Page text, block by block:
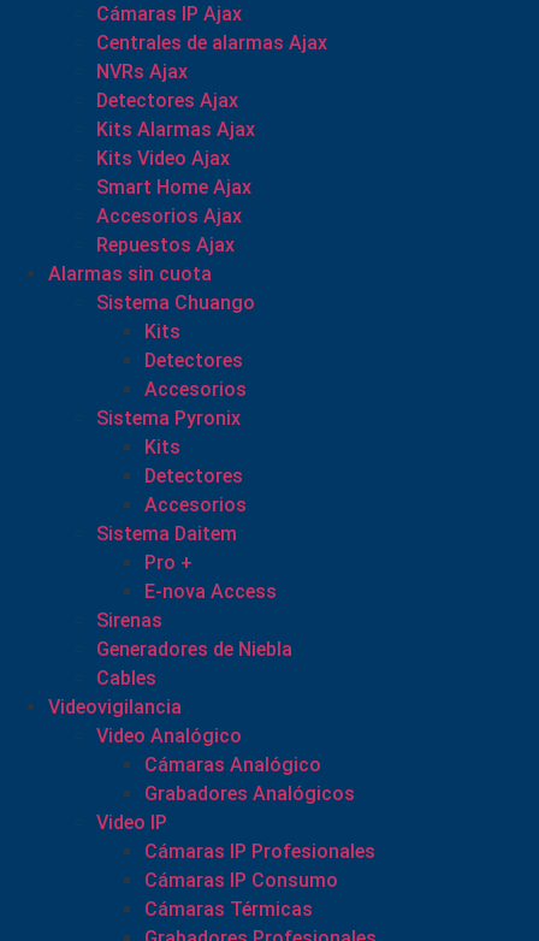
Cámaras IP Ajax
Centrales de alarmas Ajax
NVRs Ajax
Detectores Ajax
Kits Alarmas Ajax
Kits Video Ajax
Smart Home Ajax
Accesorios Ajax
Repuestos Ajax
Alarmas sin cuota
Sistema Chuango
Kits
Detectores
Accesorios
Sistema Pyronix
Kits
Detectores
Accesorios
Sistema Daitem
Pro +
E-nova Access
Sirenas
Generadores de Niebla
Cables
Videovigilancia
Video Analógico
Cámaras Analógico
Grabadores Analógicos
Video IP
Cámaras IP Profesionales
Cámaras IP Consumo
Cámaras Térmicas